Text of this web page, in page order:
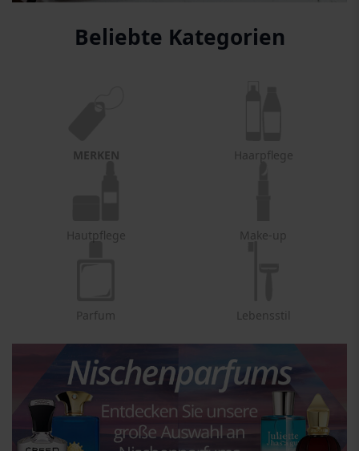
Beliebte Kategorien
MERKEN Haarpflege
Hautpflege Make-up
Parfum Lebensstil